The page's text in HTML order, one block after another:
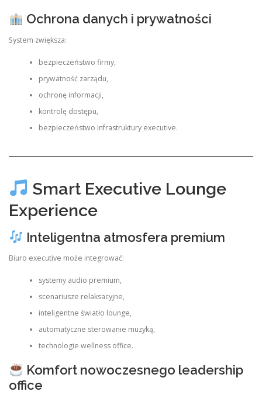
Ochrona danych i prywatności
System zwiększa:
bezpieczeństwo firmy,
prywatność zarządu,
ochronę informacji,
kontrolę dostępu,
bezpieczeństwo infrastruktury executive.
Smart Executive Lounge
Experience
Inteligentna atmosfera premium
Biuro executive może integrować:
systemy audio premium,
scenariusze relaksacyjne,
inteligentne światło lounge,
automatyczne sterowanie muzyką,
technologie wellness office.
Komfort nowoczesnego leadership
office